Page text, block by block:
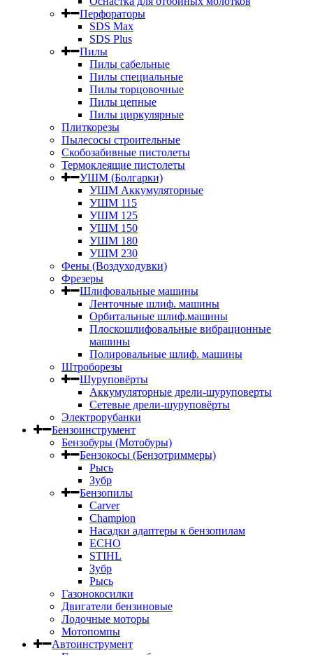
Перфораторы
SDS Max
SDS Plus
Пилы
Пилы сабельные
Пилы специальные
Пилы торцовочные
Пилы цепные
Пилы циркулярные
Плиткорезы
Пылесосы строительные
Скобозабивные пистолеты
Термоклеящие пистолеты
УШМ (Болгарки)
УШМ Аккумуляторные
УШМ 115
УШМ 125
УШМ 150
УШМ 180
УШМ 230
Фены (Воздуходувки)
Фрезеры
Шлифовальные машины
Ленточные шлиф. машины
Орбитальные шлиф.машины
Плоскошлифовальные вибрационные
машины
Полировальные шлиф. машины
Штроборезы
Шуруповёрты
Аккумуляторные дрели-шуруповерты
Сетевые дрели-шуруповёрты
Электрорубанки
Бензоинструмент
Бензобуры (Мотобуры)
Бензокосы (Бензотриммеры)
Рысь
Зубр
Бензопилы
Carver
Champion
Насадки адаптеры к бензопилам
ECHO
STIHL
Зубр
Рысь
Газонокосилки
Двигатели бензиновые
Лодочные моторы
Мотопомпы
Автоинструмент